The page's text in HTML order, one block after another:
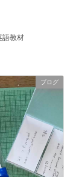
語教材
ブログ